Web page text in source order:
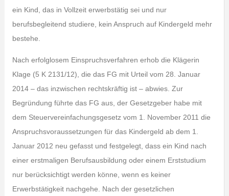
ein Kind, das in Vollzeit erwerbstätig sei und nur
berufsbegleitend studiere, kein Anspruch auf Kindergeld mehr
bestehe.
Nach erfolglosem Einspruchsverfahren erhob die Klägerin
Klage (5 K 2131/12), die das FG mit Urteil vom 28. Januar
2014 – das inzwischen rechtskräftig ist – abwies. Zur
Begründung führte das FG aus, der Gesetzgeber habe mit
dem Steuervereinfachungsgesetz vom 1. November 2011 die
Anspruchsvoraussetzungen für das Kindergeld ab dem 1.
Januar 2012 neu gefasst und festgelegt, dass ein Kind nach
einer erstmaligen Berufsausbildung oder einem Erststudium
nur berücksichtigt werden könne, wenn es keiner
Erwerbstätigkeit nachgehe. Nach der gesetzlichen